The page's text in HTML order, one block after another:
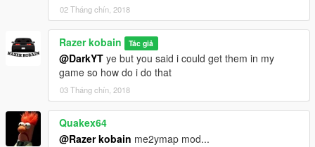
02 Tháng chín, 2018
Razer kobain Tác giả
@DarkYT ye but you said i could get them in my
game so how do i do that
03 Tháng chín, 2018
Quakex64
@Razer kobain me2ymap mod...